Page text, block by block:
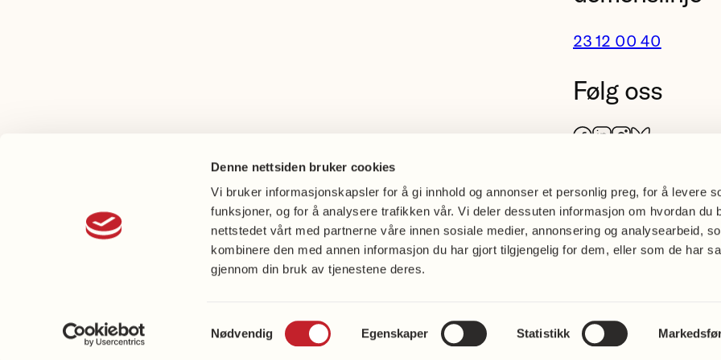
Denne nettsiden bruker cookies
Vi bruker informasjonskapsler for å gi innhold og annonser et personlig preg, for å levere
funksjoner, og for å analysere trafikken vår. Vi deler dessuten informasjon om hvordan du
nettstedet vårt med partnerne våre innen sosiale medier, annonsering og analysearbeid,
kombinere den med annen informasjon du har gjort tilgjengelig for dem, eller som de har
gjennom din bruk av tjenestene deres.
Samtykkevalg
Nødvendig Egenskaper Statistikk
23 12 00 40
Følg oss
Facebook
LinkedIn
Instagram
Bluesky
cookies